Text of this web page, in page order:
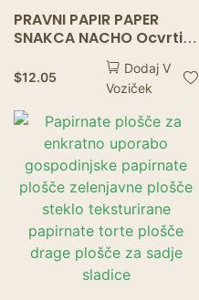
PRAVNI PAPIR PAPER
SNAKCA NACHO Ocvrti
zabojniki za odvzem
zabojnikov French Fright
Fries pladnja za
enkratno uporabo Kraft
Paper Snack Box Food
Food Food
$12.05
Dodaj V
Voziček